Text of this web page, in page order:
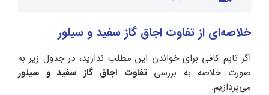
خلاصه‌ای از تفاوت اجاق گاز سفید و سیلور
اگر تایم کافی برای خواندن این مطلب ندارید، در جدول زیر به
صورت خلاصه به بررسی تفاوت اجاق گاز سفید و سیلور
می‌پردازیم.